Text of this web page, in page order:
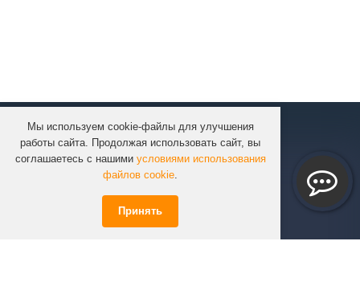
Мы используем cookie-файлы для улучшения
работы сайта. Продолжая использовать сайт, вы
соглашаетесь с нашими условиями использования
файлов cookie.
Принять
КОМПАНИЯ
КАТАЛОГ
УСЛУГИ
ИНФОРМАЦИЯ